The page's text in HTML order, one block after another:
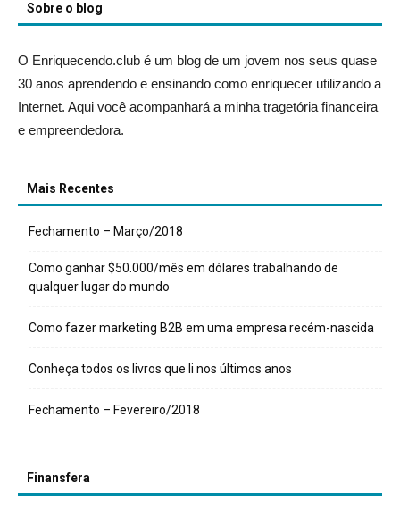
Sobre o blog
O Enriquecendo.club é um blog de um jovem nos seus quase
30 anos aprendendo e ensinando como enriquecer utilizando a
Internet. Aqui você acompanhará a minha tragetória financeira
e empreendedora.
Mais Recentes
Fechamento – Março/2018
Como ganhar $50.000/mês em dólares trabalhando de
qualquer lugar do mundo
Como fazer marketing B2B em uma empresa recém-nascida
Conheça todos os livros que li nos últimos anos
Fechamento – Fevereiro/2018
Finansfera